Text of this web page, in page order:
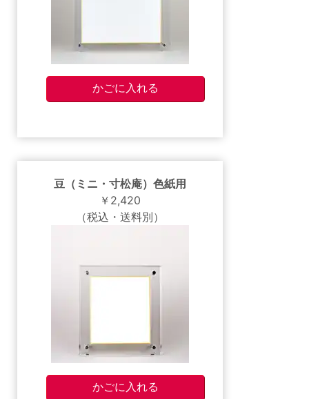
豆（ミニ・寸松庵）色紙用
￥2,420
（税込・送料別）